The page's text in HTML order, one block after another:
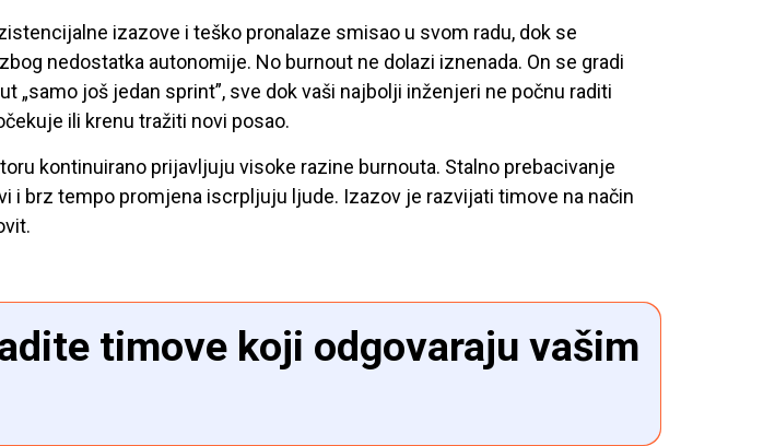
izazove i teško pronalaze smisao u svom radu, dok se
nedostatka autonomije. No burnout ne dolazi iznenada. On se gradi
„samo još jedan sprint”, sve dok vaši najbolji inženjeri ne počnu raditi
ili krenu tražiti novi posao.
kontinuirano prijavljuju visoke razine burnouta. Stalno prebacivanje
i brz tempo promjena iscrpljuju ljude. Izazov je razvijati timove na način
timove koji odgovaraju vašim